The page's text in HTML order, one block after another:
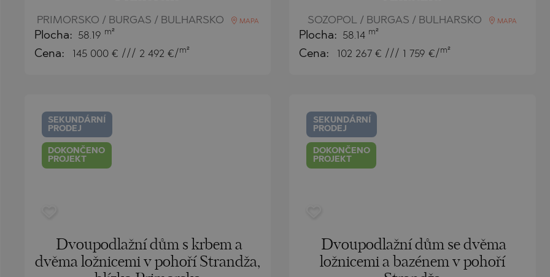
BISTRICA
PANAGYURISHTE
PANCHAREVO
BELASHTITSA
MARKOVO
OBZOR
PRIMORSKO / BURGAS / BULHARSKO MAPA
Plocha: 58.19 m²
Cena: 145 000 € /// 2 492 €/ m²
SOZOPOL / BURGAS / BULHARSKO MAPA
Plocha: 58.14 m²
Cena: 102 267 € /// 1 759 €/ m²
SEKUNDÁRNÍ
PRODEJ
DOKONČENO
PROJEKT
Dvoupodlažní dům s krbem a
dvěma ložnicemi v pohoří Strandža,
SEKUNDÁRNÍ
PRODEJ
DOKONČENO
PROJEKT
Dvoupodlažní dům se dvěma
ložnicemi a bazénem v pohoří